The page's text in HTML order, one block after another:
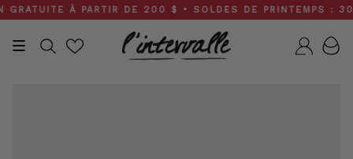
Skip
to
content
À PARTIR DE 200 $ • SOLDES DE PRINTEMPS : 30
Recherche